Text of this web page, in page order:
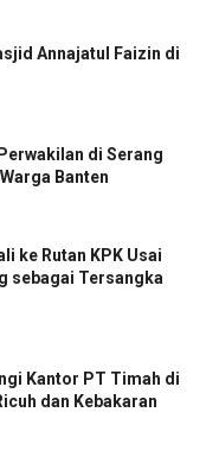
Annajatul Faizin di
di Serang
Banten
ke Rutan KPK Usai
sebagai Tersangka
Kantor PT Timah di
dan Kebakaran